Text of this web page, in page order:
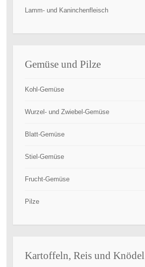
Lamm- und Kaninchenfleisch
Gemüse und Pilze
Kohl-Gemüse
Wurzel- und Zwiebel-Gemüse
Blatt-Gemüse
Stiel-Gemüse
Frucht-Gemüse
Pilze
Kartoffeln, Reis und Knödel